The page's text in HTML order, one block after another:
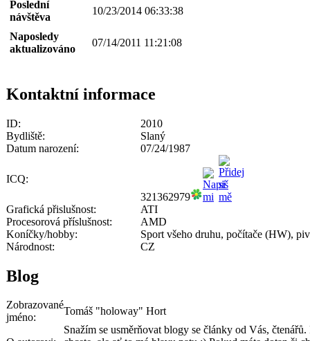
Poslední
návštěva
10/23/2014 06:33:38
Naposledy
aktualizováno
07/14/2011 11:21:08
Kontaktní informace
ID:
2010
Bydliště:
Slaný
Datum narození:
07/24/1987
ICQ:
321362979
Grafická přislušnost:
ATI
Procesorová příslušnost:
AMD
Koníčky/hobby:
Sport všeho druhu, počítače (HW),
Národnost:
CZ
Blog
Zobrazované
jméno:
Tomáš "holoway" Hort
Snažím se usměrňovat blogy se články od Vás,